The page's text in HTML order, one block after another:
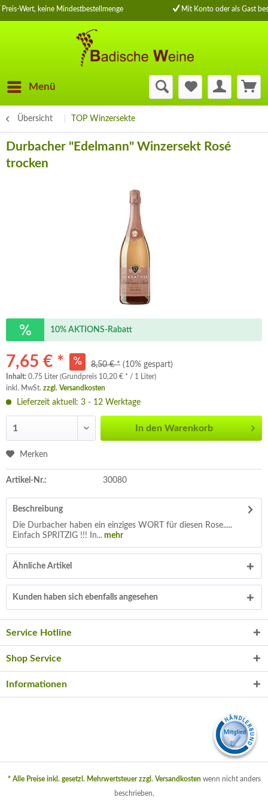
Wert, keine Mindestbestellmenge Mit Konto oder als Gast
Menü
Übersicht TOP Winzersekte
Durbacher "Edelmann" Winzersekt Rosé
trocken
10% AKTIONS-Rabatt
7,65 € * 8,50 € * (10% gespart)
Inhalt: 0.75 Liter (Grundpreis 10,20 € * / 1 Liter)
inkl. MwSt. zzgl. Versandkosten
Lieferzeit aktuell: 3 - 12 Werktage
In den Warenkorb
Merken
Artikel-Nr.: 30080
Beschreibung
Die Durbacher haben ein einziges WORT für diesen Rose.....
Einfach SPRITZIG !!! In... mehr
Ähnliche Artikel
Kunden haben sich ebenfalls angesehen
Service Hotline
Shop Service
Informationen
* Alle Preise inkl. gesetzl. Mehrwertsteuer zzgl. Versandkostenwenn nicht anders
beschrieben.